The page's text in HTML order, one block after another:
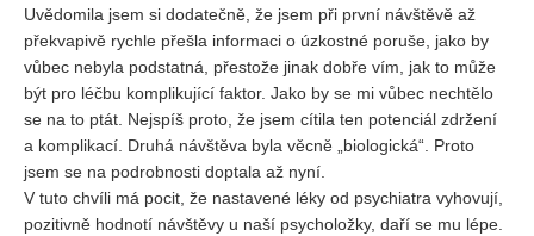
Uvědomila jsem si dodatečně, že jsem při první návštěvě až
překvapivě rychle přešla informaci o úzkostné poruše, jako by
vůbec nebyla podstatná, přestože jinak dobře vím, jak to může
být pro léčbu komplikující faktor. Jako by se mi vůbec nechtělo
se na to ptát. Nejspíš proto, že jsem cítila ten potenciál zdržení
a komplikací. Druhá návštěva byla věcně „biologická“. Proto
jsem se na podrobnosti doptala až nyní.
V tuto chvíli má pocit, že nastavené léky od psychiatra vyhovují,
pozitivně hodnotí návštěvy u naší psycholožky, daří se mu lépe.